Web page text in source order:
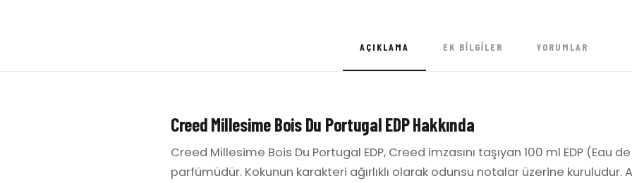
AÇIKLAMA EK BILGILER YORUMLAR
Creed Millesime Bois Du Portugal EDP Hakkında
Creed Millesime Bois Du Portugal EDP, Creed imzasını taşıyan 100 ml EDP (Eau
parfümüdür. Kokunun karakteri ağırlıklı olarak odunsu notalar üzerine kuruludur.